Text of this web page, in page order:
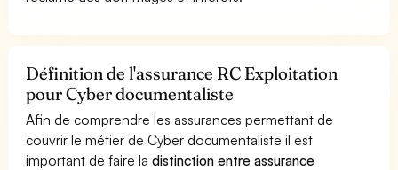
Définition de l'assurance RC Exploitation
pour Cyber documentaliste
Afin de comprendre les assurances permettant de
couvrir le métier de Cyber documentaliste il est
important de faire ladistinction entre assurance